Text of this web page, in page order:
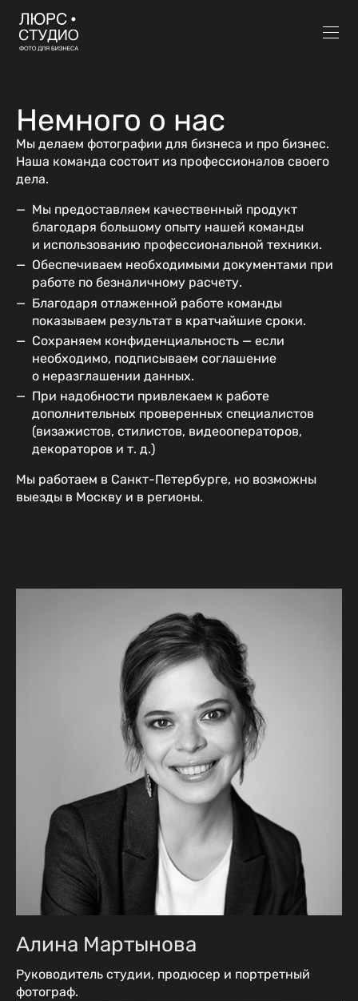
Немного о нас
Мы делаем фотографии для бизнеса и про бизнес.
Наша команда состоит из профессионалов своего
дела.
Мы предоставляем качественный продукт
благодаря большому опыту нашей команды
и использованию профессиональной техники.
Обеспечиваем необходимыми документами при
работе по безналичному расчету.
Благодаря отлаженной работе команды
показываем результат в кратчайшие сроки.
Сохраняем конфиденциальность — если
необходимо, подписываем соглашение
о неразглашении данных.
При надобности привлекаем к работе
дополнительных проверенных специалистов
(визажистов, стилистов, видеооператоров,
декораторов и т. д.)
Мы работаем в Санкт-Петербурге, но возможны
выезды в Москву и в регионы.
Алина Мартынова
Руководитель студии, продюсер и портретный
фотограф.